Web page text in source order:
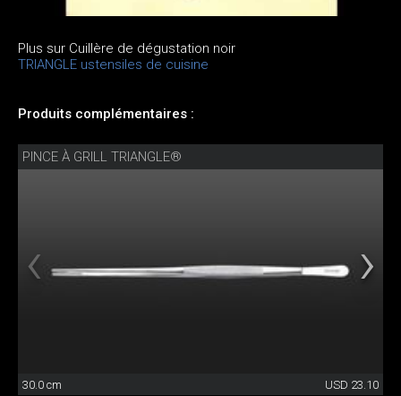
Plus sur Cuillère de dégustation noir
TRIANGLE ustensiles de cuisine
Produits complémentaires :
PINCE À GRILL TRIANGLE®
30.0 cm USD 23.10